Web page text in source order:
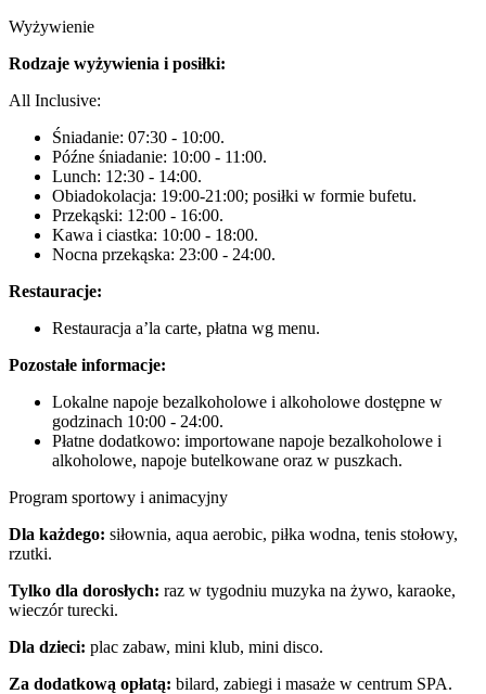
Wyżywienie
Rodzaje wyżywienia i posiłki:
All Inclusive:
Śniadanie: 07:30 - 10:00.
Późne śniadanie: 10:00 - 11:00.
Lunch: 12:30 - 14:00.
Obiadokolacja: 19:00-21:00; posiłki w formie bufetu.
Przekąski: 12:00 - 16:00.
Kawa i ciastka: 10:00 - 18:00.
Nocna przekąska: 23:00 - 24:00.
Restauracje:
Restauracja a’la carte, płatna wg menu.
Pozostałe informacje:
Lokalne napoje bezalkoholowe i alkoholowe dostępne w
godzinach 10:00 - 24:00.
Płatne dodatkowo: importowane napoje bezalkoholowe i
alkoholowe, napoje butelkowane oraz w puszkach.
Program sportowy i animacyjny
Dla każdego: siłownia, aqua aerobic, piłka wodna, tenis stołowy,
rzutki.
Tylko dla dorosłych: raz w tygodniu muzyka na żywo, karaoke,
wieczór turecki.
Dla dzieci: plac zabaw, mini klub, mini disco.
Za dodatkową opłatą: bilard, zabiegi i masaże w centrum SPA.